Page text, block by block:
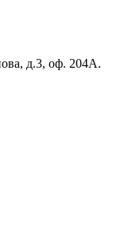
д.3, оф. 204А.